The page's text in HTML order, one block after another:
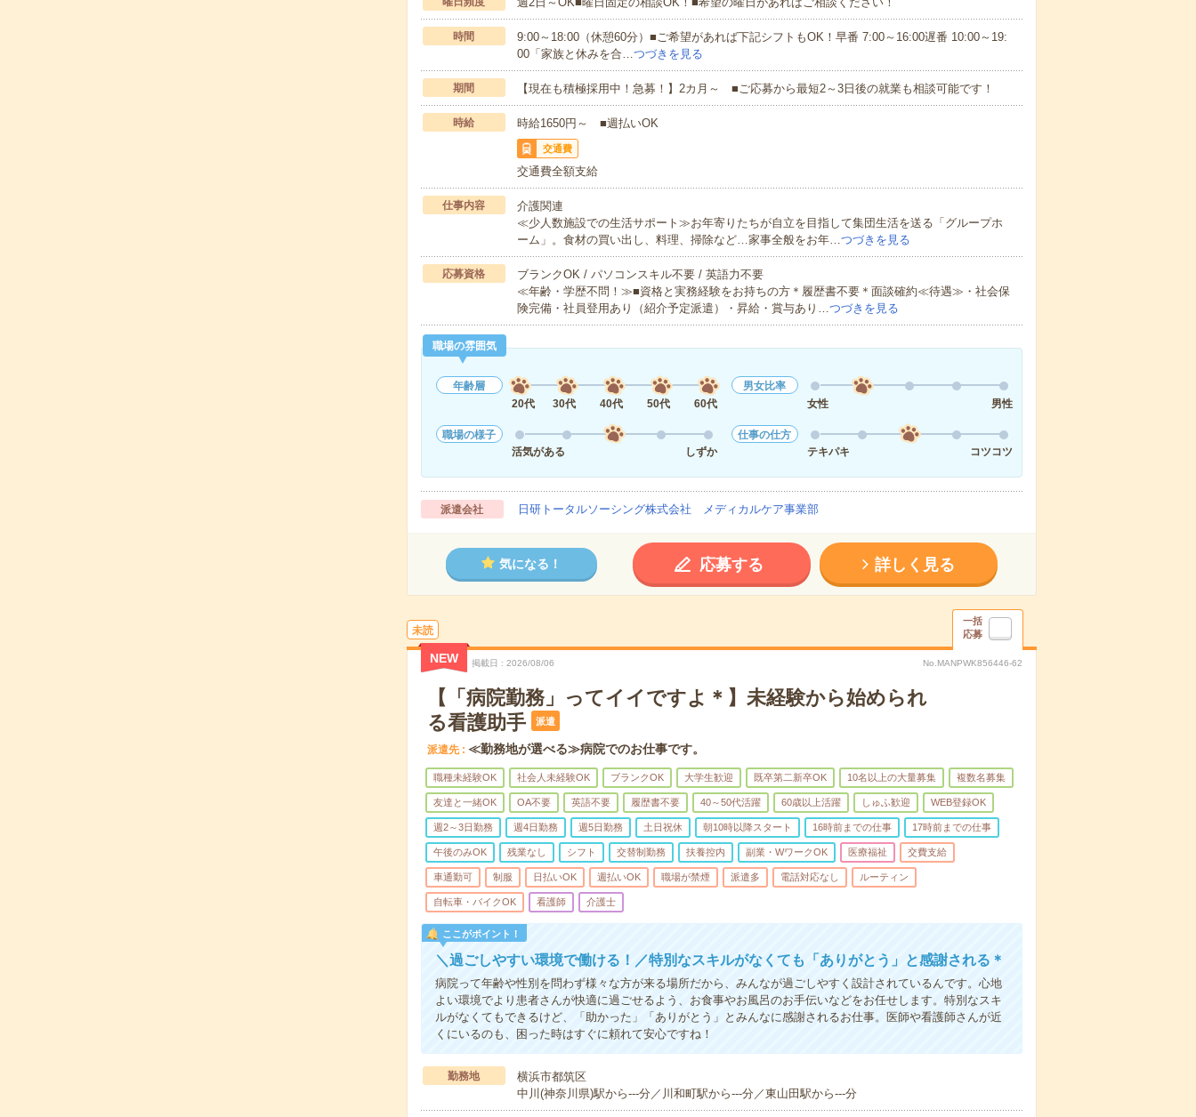
時間
9:00～18:00（休憩60分）■ご希望があれば下記シフトもOK！早番 7:00～16:00遅番 10:00～19:
00「家族と休みを合…つづきを見る
期間 【現在も積極採用中！急募！】2カ月～ ■ご応募から最短2～3日後の就業も相談可能です！
時給 時給1650円～ ■週払いOK
交通費
交通費全額支給
仕事内容
介護関連
≪少人数施設での生活サポート≫お年寄りたちが自立を目指して集団生活を送る「グループホ
ーム」。食材の買い出し、料理、掃除など…家事全般をお年…つづきを見る
応募資格
ブランクOK / パソコンスキル不要 / 英語力不要
≪年齢・学歴不問！≫■資格と実務経験をお持ちの方＊履歴書不要＊面談確約≪待遇≫・社会保
険完備・社員登用あり（紹介予定派遣）・昇給・賞与あり…つづきを見る
職場の雰囲気
年齢層
20代
30代 40代 50代 60代
男女比率
女性
男性
職場の様子
活気がある
しずか
仕事の仕方
テキパキ
コツコツ
派遣会社 日研トータルソーシング株式会社 メディカルケア事業部
気になる！ 応募する 詳しく見る
未読
一括
応募
NEW 掲載日 2026/08/06 No.MANPWK856446-62
【「病院勤務」ってイイですよ＊】未経験から始められ
る看護助手
派遣
派遣先 ≪勤務地が選べる≫病院でのお仕事です。
職種未経験OK 社会人未経験OK ブランクOK 大学生歓迎 既卒第二新卒OK 10名以上の大量募集 複数名募集
友達と一緒OK OA不要 英語不要 履歴書不要 40～50代活躍 60歳以上活躍 しゅふ歓迎 WEB登録OK
週2～3日勤務 週4日勤務 週5日勤務 土日祝休 朝10時以降スタート 16時前までの仕事 17時前までの仕事
午後のみOK 残業なし シフト 交替制勤務 扶養控内 副業・WワークOK 医療福祉 交費支給
車通勤可 制服 日払いOK 週払いOK 職場が禁煙 派遣多 電話対応なし ルーティン
自転車・バイクOK 看護師 介護士
ここがポイント！
＼過ごしやすい環境で働ける！／特別なスキルがなくても「ありがとう」と感謝される＊
病院って年齢や性別を問わず様々な方が来る場所だから、みんなが過ごしやすく設計されているんです。心地
よい環境でより患者さんが快適に過ごせるよう、お食事やお風呂のお手伝いなどをお任せします。特別なスキ
ルがなくてもできるけど、「助かった」「ありがとう」とみんなに感謝されるお仕事。医師や看護師さんが近
くにいるのも、困った時はすぐに頼れて安心ですね！
勤務地
横浜市都筑区
中川(神奈川県)駅から---分／川和町駅から---分／東山田駅から---分